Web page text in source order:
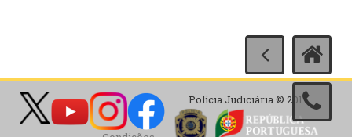
Polícia Judiciária © 2017